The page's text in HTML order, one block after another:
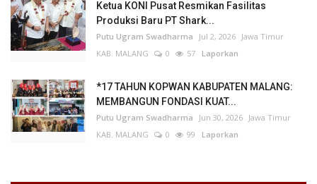
Ketua KONI Pusat Resmikan Fasilitas
Produksi Baru PT Shark...
Putu Ugram Swadharma Jul 2, 2026 Jawa Timur
KAB. MALANG
0 57 Laporkan
*17 TAHUN KOPWAN KABUPATEN MALANG:
MEMBANGUN FONDASI KUAT...
Putu Ugram Swadharma Jun 30, 2026 Jawa Timur
KAB. MALANG
0 99 Laporkan